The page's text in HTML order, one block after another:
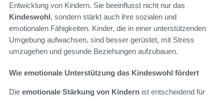
Entwicklung von Kindern. Sie beeinflusst nicht nur das
Kindeswohl, sondern stärkt auch ihre sozialen und
emotionalen Fähigkeiten. Kinder, die in einer unterstützenden
Umgebung aufwachsen, sind besser gerüstet, mit Stress
umzugehen und gesunde Beziehungen aufzubauen.
Wie emotionale Unterstützung das Kindeswohl fördert
Die emotionale Stärkung von Kindern ist entscheidend für